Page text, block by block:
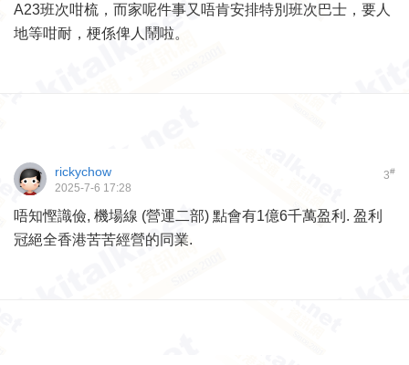
A23班次咁梳，而家呢件事又唔肯安排特別班次巴士，要人
地等咁耐，梗係俾人鬧啦。
3#
rickychow
2025-7-6 17:28
唔知慳識儉, 機場線 (營運二部) 點會有1億6千萬盈利. 盈利
冠絕全香港苦苦經營的同業.